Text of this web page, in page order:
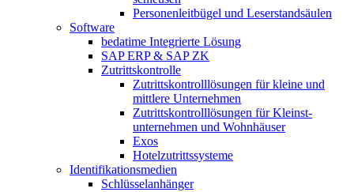
Personenleitbügel und Leserstandsäulen
Software
bedatime Integrierte Lösung
SAP ERP & SAP ZK
Zutrittskontrolle
Zutrittskontroll­lösungen für kleine und
mittlere Unternehmen
Zutrittskontroll­lösungen für Kleinst­
unternehmen und Wohnhäuser
Exos
Hotelzutrittssysteme
Identifikations­medien
Schlüsselanhänger